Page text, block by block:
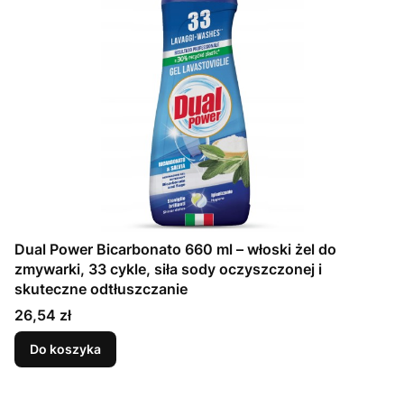
Dual Power Bicarbonato 660 ml – włoski żel do
zmywarki, 33 cykle, siła sody oczyszczonej i
skuteczne odtłuszczanie
Cena
26,54 zł
Do koszyka